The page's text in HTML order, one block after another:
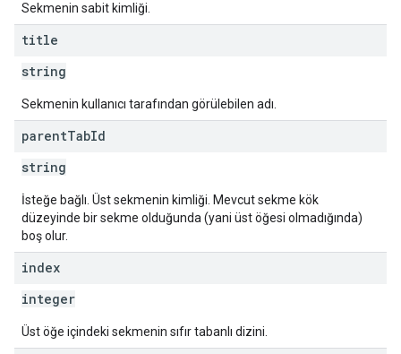
Sekmenin sabit kimliği.
title
string
Sekmenin kullanıcı tarafından görülebilen adı.
parentTabId
string
İsteğe bağlı. Üst sekmenin kimliği. Mevcut sekme kök
düzeyinde bir sekme olduğunda (yani üst öğesi olmadığında)
boş olur.
index
integer
Üst öğe içindeki sekmenin sıfır tabanlı dizini.